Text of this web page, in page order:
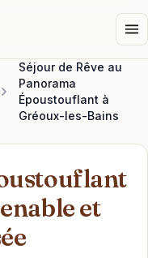
Séjour de Rêve au
Panorama
Époustouflant à
Gréoux-les-Bains
et